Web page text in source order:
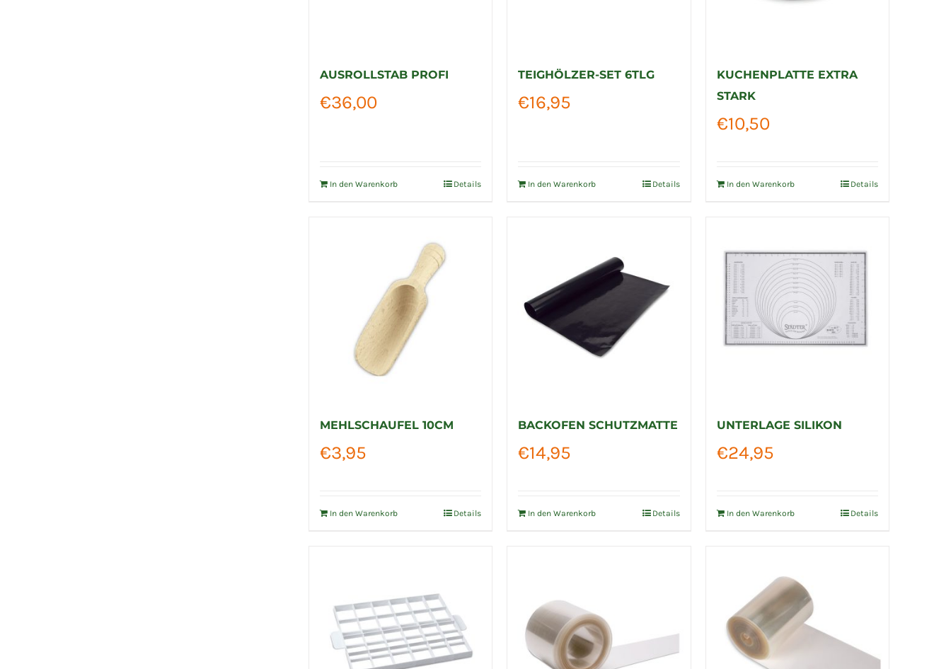
AUSROLLSTAB PROFI
€36,00
In den Warenkorb Details
TEIGHÖLZER-SET 6TLG
€16,95
In den Warenkorb Details
KUCHENPLATTE EXTRA
STARK
€10,50
In den Warenkorb Details
MEHLSCHAUFEL 10CM
€3,95
In den Warenkorb Details
BACKOFEN SCHUTZMATTE
€14,95
In den Warenkorb Details
UNTERLAGE SILIKON
€24,95
In den Warenkorb Details